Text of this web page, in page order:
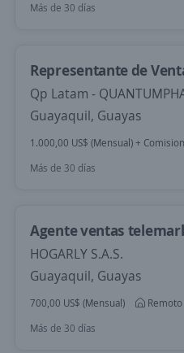
Más de 30 días
Representante de
Qp Latam -
Guayaquil, Guayas
1.000,00 US$ (Mensual) +
Más de 30 días
Agente ventas
HOGARLY S.A.S.
Guayaquil, Guayas
700,00 US$ (Mensual)
Remoto
Más de 30 días